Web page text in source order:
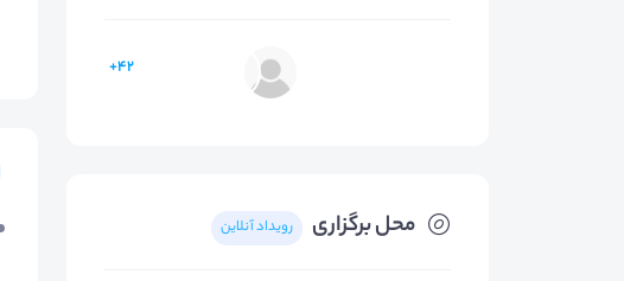
42+
محل برگزاری رویداد آنلاین